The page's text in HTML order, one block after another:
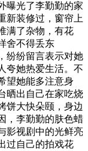
曝光了李勤勤的家
新装修过，窗帘上
满了杂物，有花
舍不得丢东
纷留言表示对她
夸她热爱生活。不
望她能多注意身
出自己在家吃烧
饼大快朵颐，身边
，李勤勤的肤色蜡
影视剧中的光鲜亮
自己的拍戏花